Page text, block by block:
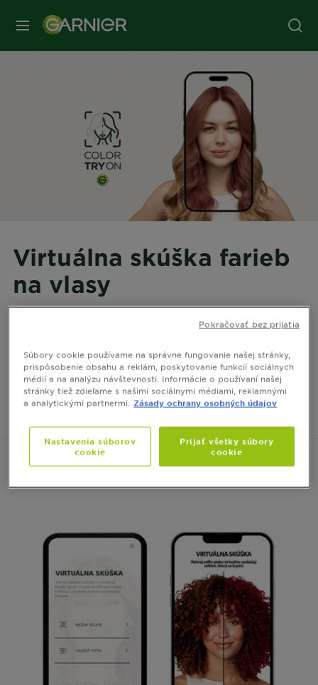
Virtuálna skúška farieb
na vlasy
pomocou našej virtuálne technológie!
spôsob, ako si skúsiť farbu úplne bez záväzkov.
Vyskúšať naživo
Súbory cookie používame na správne fungovanie našej stránky,
prispôsobenie obsahu a reklám, poskytovanie funkcií sociálnych
médií a na analýzu návštevnosti. Informácie o používaní našej
stránky tiež zdieľame s našimi sociálnymi médiami, reklamnými
a analytickými partnermi.
Zásady ochrany osobných údajov
Nastavenia súborov
cookie
Prijať všetky súbory
cookie
Pokračovať bez prijatia